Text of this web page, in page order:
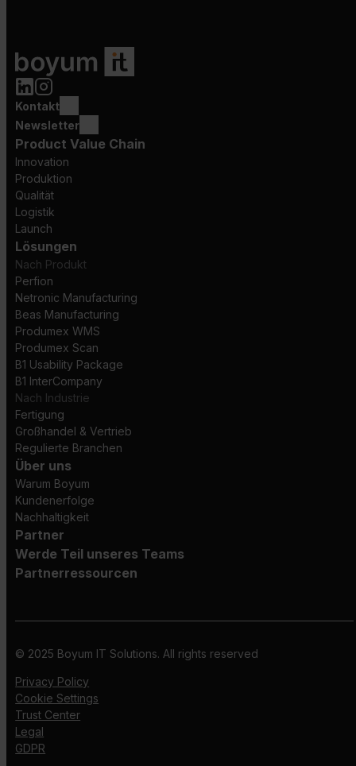
Kontakt
Newsletter
Product Value Chain
Innovation
Produktion
Qualität
Logistik
Launch
Lösungen
Nach Produkt
Perfion
Netronic Manufacturing
Beas Manufacturing
Produmex WMS
Produmex Scan
B1 Usability Package
B1 InterCompany
Nach Industrie
Fertigung
Großhandel & Vertrieb
Regulierte Branchen
Über uns
Warum Boyum
Kundenerfolge
Nachhaltigkeit
Partner
Werde Teil unseres Teams
Partnerressourcen
© 2025 Boyum IT Solutions. All rights reserved
Privacy Policy
Cookie Settings
Trust Center
Legal
GDPR